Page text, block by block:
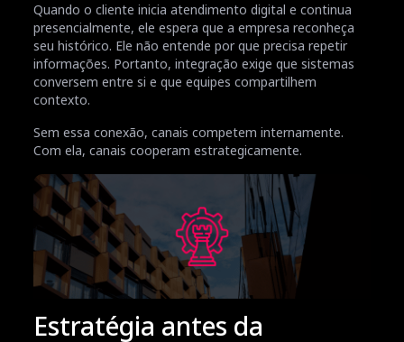
Quando o cliente inicia atendimento digital e continua
presencialmente, ele espera que a empresa reconheça
seu histórico. Ele não entende por que precisa repetir
informações. Portanto, integração exige que sistemas
conversem entre si e que equipes compartilhem
contexto.
Sem essa conexão, canais competem internamente.
Com ela, canais cooperam estrategicamente.
Estratégia antes da